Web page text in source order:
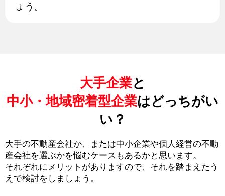
ょう。
大手企業と
中小・地域密着型企業はどっちがい
い？
大手の不動産会社か、または中小企業や個人経営の不動
産会社を選ぶかを悩むケースもあるかと思います。
それぞれにメリットがありますので、それを踏まえたう
えで検討をしましょう。